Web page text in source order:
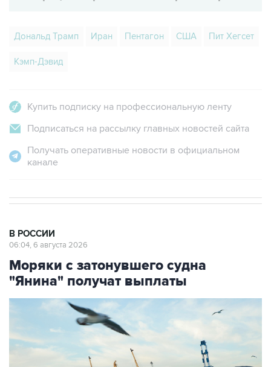
Дональд Трамп Иран Пентагон США Пит Хегсет
Кэмп-Дэвид
Купить подписку на профессиональную ленту
Подписаться на рассылку главных новостей сайта
Получать оперативные новости в официальном
канале
В РОССИИ
06:04, 6 августа 2026
Моряки с затонувшего судна
"Янина" получат выплаты